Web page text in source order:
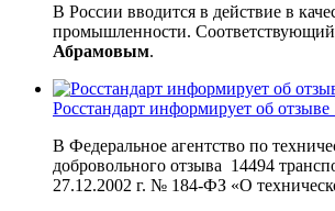
В России вводится в действие в
промышленности. Соответствующий
Абрамовым.
Росстандарт информирует об
В Федеральное агентство по
добровольного отзыва 14494
27.12.2002 г. № 184-ФЗ «О